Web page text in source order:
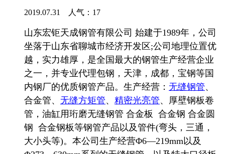
2019.07.31 人气： 17
山东宏钜天成钢管有限公司 始建于1989年，公司
坐落于山东省聊城市经济开发区;公司地理位置优
越，实力雄厚，是全国最大的钢管生产经营企业
之一，并专业代理包钢，天津，成都，宝钢等国
内钢厂的优质钢管产品。生产经营： 无缝钢管、
合金管、 无缝方矩管、 精密光亮管、厚壁钢板卷
管，油缸用珩磨无缝钢管 合金板 合金钢 合金圆
钢 合金钢板等钢管产品以及管件(弯头，三通，
大小头等)。本公司生产经营Φ6—219mm 以及